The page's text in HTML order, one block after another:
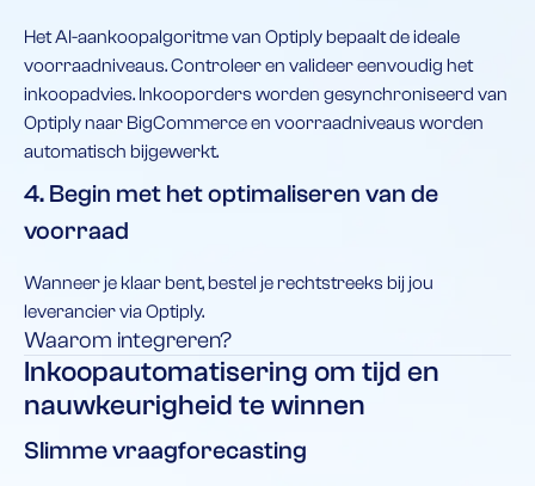
Het AI-aankoopalgoritme van Optiply bepaalt de ideale
voorraadniveaus. Controleer en valideer eenvoudig het
inkoopadvies. Inkooporders worden gesynchroniseerd van
Optiply naar BigCommerce en voorraadniveaus worden
automatisch bijgewerkt.
4. Begin met het optimaliseren van de
voorraad
Wanneer je klaar bent, bestel je rechtstreeks bij jou
leverancier via Optiply.
Waarom integreren?
Inkoopautomatisering om tijd en
nauwkeurigheid te winnen
Slimme vraagforecasting